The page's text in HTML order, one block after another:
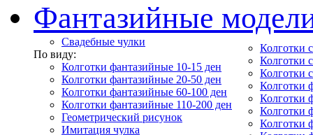
Фантазийные
Свадебные чулки
По виду:
Колготки фантазийные 10-15 ден
Колготки фантазийные 20-50 ден
Колготки фантазийные 60-100 ден
Колготки фантазийные 110-200 ден
Геометрический рисунок
Имитация чулка
Колготки
Колготки
Колготки
Колготки
Колготки
Колготки
Колготки